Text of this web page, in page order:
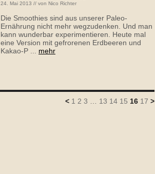
24. Mai 2013 // von Nico Richter
Die Smoothies sind aus unserer Paleo-
Ernährung nicht mehr wegzudenken. Und man
kann wunderbar experimentieren. Heute mal
eine Version mit gefrorenen Erdbeeren und
Kakao-P ... mehr
< 1 2 3 … 13 14 15 16 17 >